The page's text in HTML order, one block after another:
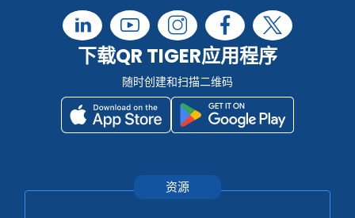
下载QR TIGER应用程序
随时创建和扫描二维码
资源